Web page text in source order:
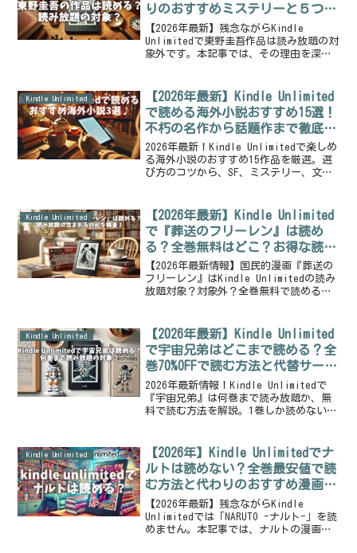
りのおすすめミステリーと５つの
お得な読書術を解説
【2026年最新】残念ながらKindle
Unlimitedで東野圭吾作品は読み放題の対
象外です。本記事では、その理由を深掘
籍セールなど東野作品をお得に楽しむ5つ
の方法を徹底解説します。
Kindle Unlimited
【2026年最新】Kindle Unlimited
で読める海外小説おすすめ15選！
不朽の名作から話題作まで徹底解
説
2026年最新！Kindle Unlimitedで楽しめ
る海外小説のおすすめ15作品を厳選。選
び方のコツから、SF、ミステリー、文学
る『クリスマス・キャロル』も深掘りし
ます。30日間の無料体験で、新たな読書
の世界へ。
Kindle Unlimited
【2026年最新】Kindle Unlimited
で『葬送のフリーレン』は読め
る？全巻無料はどこ？お得な読み
方を徹底解説
【2026年最新情報】国民的漫画『葬送の
フリーレン』はKindle Unlimitedの読み
放題対象？対象外？全巻無料で読めるか
た最もお得な購入方法、フリーレン好き
におすすめの読み放題作品まで、天才エ
ディターが1万文字超で完全ガイドしま
す。
Kindle Unlimited
【2026年最新】Kindle Unlimited
で宇宙兄弟はどこまで読める？全
巻70%OFFで読む方法と代替サービ
スも徹底解説
2026年最新情報！Kindle Unlimitedで
『宇宙兄弟』は何巻まで読み放題か、無
料で読む方法を解説。1巻しか読めない理
技、類似の傑作宇宙漫画まで、天才編集
者が徹底ガイドします。
Kindle Unlimited
【2026年】Kindle Unlimitedでナ
ルトは読めない？全巻最安値で読
む方法と代わりのおすすめ漫画30
選
【2026年最新】残念ながらKindle
Unlimitedでは「NARUTO -ナルト-」を読
めません。本記事では、ナルトの漫画全